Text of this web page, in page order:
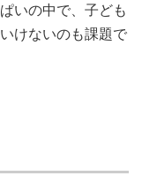
いの中で、子ども
けないのも課題で